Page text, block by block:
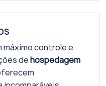
máximo controle e
dehospedagem